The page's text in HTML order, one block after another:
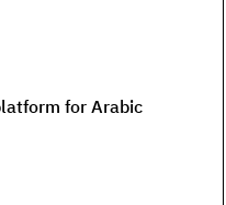
for Arabic